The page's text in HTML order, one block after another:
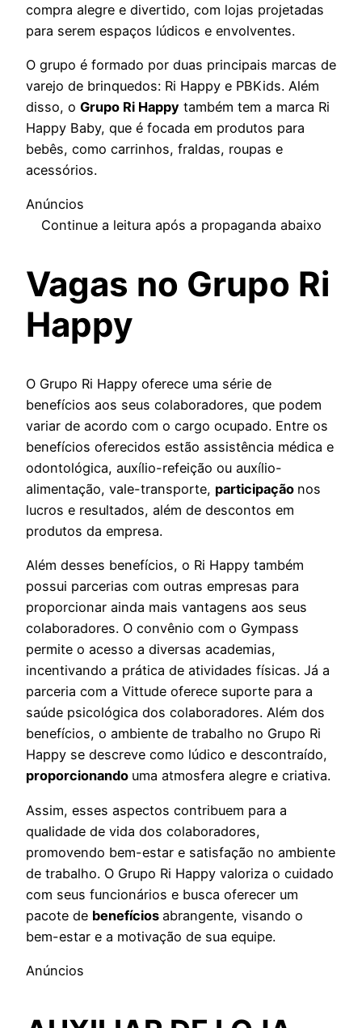
compra alegre e divertido, com lojas projetadas
para serem espaços lúdicos e envolventes.
O grupo é formado por duas principais marcas de
varejo de brinquedos: Ri Happy e PBKids. Além
disso, o Grupo Ri Happy também tem a marca Ri
Happy Baby, que é focada em produtos para
bebês, como carrinhos, fraldas, roupas e
acessórios.
Anúncios
Continue a leitura após a propaganda abaixo
Vagas no Grupo Ri
Happy
O Grupo Ri Happy oferece uma série de
benefícios aos seus colaboradores, que podem
variar de acordo com o cargo ocupado. Entre os
benefícios oferecidos estão assistência médica e
odontológica, auxílio-refeição ou auxílio-
alimentação, vale-transporte, participação nos
lucros e resultados, além de descontos em
produtos da empresa.
Além desses benefícios, o Ri Happy também
possui parcerias com outras empresas para
proporcionar ainda mais vantagens aos seus
colaboradores. O convênio com o Gympass
permite o acesso a diversas academias,
incentivando a prática de atividades físicas. Já a
parceria com a Vittude oferece suporte para a
saúde psicológica dos colaboradores. Além dos
benefícios, o ambiente de trabalho no Grupo Ri
Happy se descreve como lúdico e descontraído,
proporcionando uma atmosfera alegre e criativa.
Assim, esses aspectos contribuem para a
qualidade de vida dos colaboradores,
promovendo bem-estar e satisfação no ambiente
de trabalho. O Grupo Ri Happy valoriza o cuidado
com seus funcionários e busca oferecer um
pacote de benefícios abrangente, visando o
bem-estar e a motivação de sua equipe.
Anúncios